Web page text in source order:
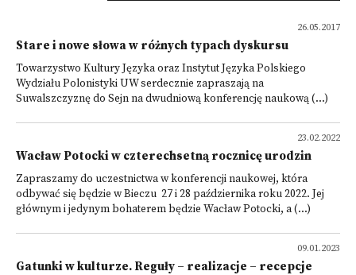
26.05.2017
Stare i nowe słowa w różnych typach dyskursu
Towarzystwo Kultury Języka oraz Instytut Języka Polskiego
Wydziału Polonistyki UW serdecznie zapraszają na
Suwalszczyznę do Sejn na dwudniową konferencję naukową (...)
23.02.2022
Wacław Potocki w czterechsetną rocznicę urodzin
Zapraszamy do uczestnictwa w konferencji naukowej, która
odbywać się będzie w Bieczu 27 i 28 października roku 2022. Jej
głównym i jedynym bohaterem będzie Wacław Potocki, a (...)
09.01.2023
Gatunki w kulturze. Reguły – realizacje – recepcje